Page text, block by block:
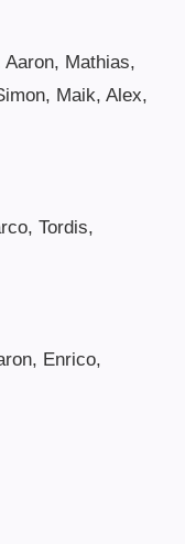
Mathias,
Maik, Alex,
Tordis,
Enrico,